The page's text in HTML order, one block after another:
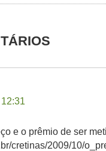
e o prêmio de ser
cretinas/2009/10/